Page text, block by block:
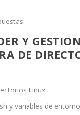
Y
DE
Linux.
y variables de